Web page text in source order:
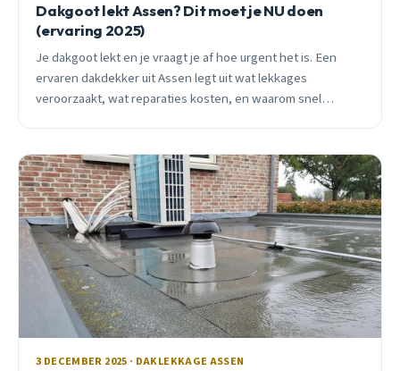
Dakgoot lekt Assen? Dit moet je NU doen
(ervaring 2025)
Je dakgoot lekt en je vraagt je af hoe urgent het is. Een
ervaren dakdekker uit Assen legt uit wat lekkages
veroorzaakt, wat reparaties kosten, en waarom snel
3 DECEMBER 2025 · DAKLEKKAGE ASSEN